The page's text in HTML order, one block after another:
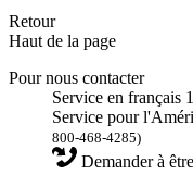
Retour
Haut de la page
Pour nous contacter
Service en français
Service pour
800-468-4285)
Demander à